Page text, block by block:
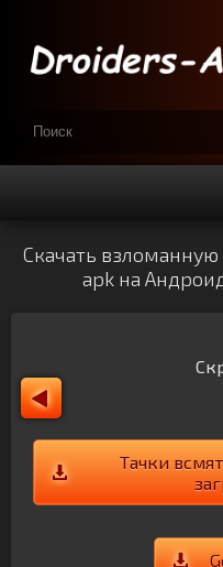
Скачать взломанную
apk на
Тачки